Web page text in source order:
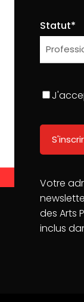
Statut*
Votre
des Arts
inclus